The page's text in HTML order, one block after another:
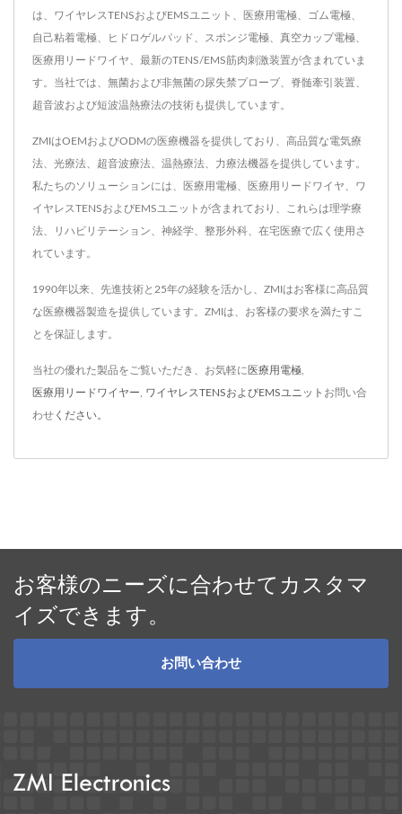
は、ワイヤレスTENSおよびEMSユニット、医療用電極、ゴム電極、
自己粘着電極、ヒドロゲルパッド、スポンジ電極、真空カップ電極、
医療用リードワイヤ、最新のTENS/EMS筋肉刺激装置が含まれていま
す。当社では、無菌および非無菌の尿失禁プローブ、脊髄牽引装置、
超音波および短波温熱療法の技術も提供しています。
ZMIはOEMおよびODMの医療機器を提供しており、高品質な電気療
法、光療法、超音波療法、温熱療法、力療法機器を提供しています。
私たちのソリューションには、医療用電極、医療用リードワイヤ、ワ
イヤレスTENSおよびEMSユニットが含まれており、これらは理学療
法、リハビリテーション、神経学、整形外科、在宅医療で広く使用さ
れています。
1990年以来、先進技術と25年の経験を活かし、ZMIはお客様に高品質
な医療機器製造を提供しています。ZMIは、お客様の要求を満たすこ
とを保証します。
当社の優れた製品をご覧いただき、お気軽に 医療用電極
医療用リードワイヤー ワイヤレスTENSおよびEMSユニット お問い合
わせ ください。
お客様のニーズに合わせてカスタマ
イズできます。
お問い合わせ